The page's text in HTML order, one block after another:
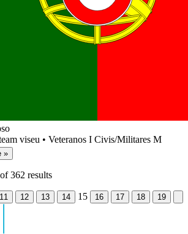
viseu • Veteranos I Civis/Militares M
»
of 362 results
11 12 13 14 15 16 17 18 19